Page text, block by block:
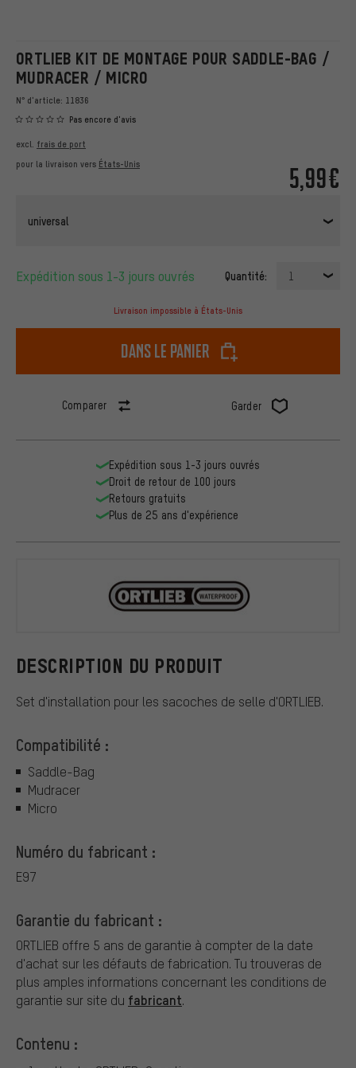
ORTLIEB KIT DE MONTAGE POUR SADDLE-BAG /
MUDRACER / MICRO
N° d'article: 11836
Pas encore d'avis
5,99€
excl. frais de port
pour la livraison vers États-Unis
universal
Expédition sous 1-3 jours ouvrés Quantité: 1
Livraison impossible à États-Unis
dans le panier
Comparer Garder
DESCRIPTION DU PRODUIT
Set d'installation pour les sacoches de selle d'ORTLIEB.
Compatibilité :
Saddle-Bag
Mudracer
Micro
Numéro du fabricant :
E97
Garantie du fabricant :
ORTLIEB offre 5 ans de garantie à compter de la date
d'achat sur les défauts de fabrication. Tu trouveras de
plus amples informations concernant les conditions de
garantie sur site du fabricant.
Contenu :
Expédition sous 1-3 jours ouvrés
Droit de retour de 100 jours
Retours gratuits
Plus de 25 ans d'expérience
ORTLIEB